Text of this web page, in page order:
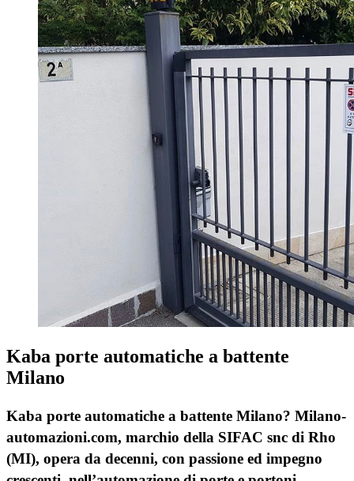
Kaba porte automatiche a battente
Milano
Kaba porte automatiche a battente Milano? Milano-
automazioni.com, marchio della SIFAC snc di Rho
(MI), opera da decenni, con passione ed impegno